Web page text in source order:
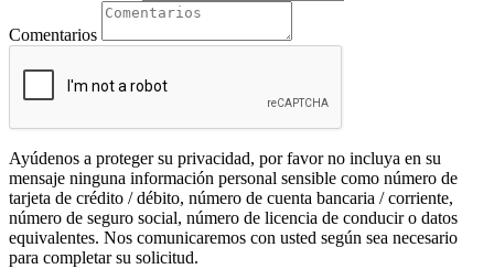
Comentarios
Ayúdenos a proteger su privacidad, por favor no incluya en su
mensaje ninguna información personal sensible como número de
tarjeta de crédito / débito, número de cuenta bancaria / corriente,
número de seguro social, número de licencia de conducir o datos
equivalentes. Nos comunicaremos con usted según sea necesario
para completar su solicitud.